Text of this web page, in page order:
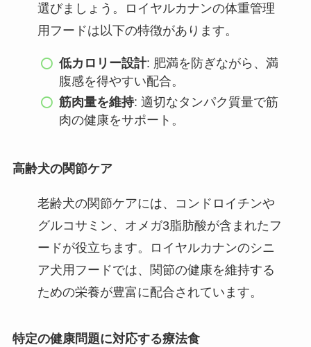
選びましょう。ロイヤルカナンの体重管理
用フードは以下の特徴があります。
低カロリー設計: 肥満を防ぎながら、満
腹感を得やすい配合。
筋肉量を維持: 適切なタンパク質量で筋
肉の健康をサポート。
高齢犬の関節ケア
老齢犬の関節ケアには、コンドロイチンや
グルコサミン、オメガ3脂肪酸が含まれたフ
ードが役立ちます。ロイヤルカナンのシニ
ア犬用フードでは、関節の健康を維持する
ための栄養が豊富に配合されています。
特定の健康問題に対応する療法食